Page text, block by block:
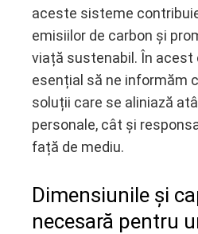
aceste sisteme
emisiilor de carbon și
viață sustenabil. În acest
esențial să ne informăm
soluții care se aliniază
personale, cât și
față de mediu.
Dimensiunile și
necesară pentru